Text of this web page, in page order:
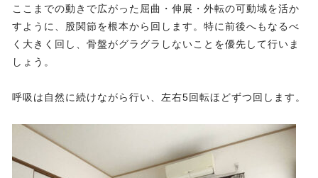
ここまでの動きで広がった屈曲・伸展・外転の可動域を活か
すように、股関節を根本から回します。特に前後へもなるべ
く大きく回し、骨盤がグラグラしないことを優先して行いま
しょう。
呼吸は自然に続けながら行い、左右5回転ほどずつ回します。